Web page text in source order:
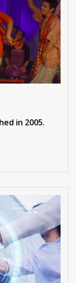
in 2005.